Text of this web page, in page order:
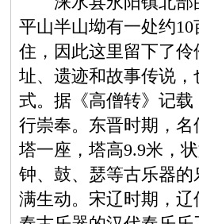
平山半山坳有一处约
住，因此这里留下了
址、遗迹和故事传说
式。据《高僧转》记
行崇奉。东晋时期，
塔一座，塔高9.9米，
钟、鼓、瑟等古乐器
满生动。宋辽时期，